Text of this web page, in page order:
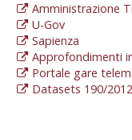
Amministrazione
U-Gov
Sapienza
Approfondimenti
Portale gare
Datasets 190/2012